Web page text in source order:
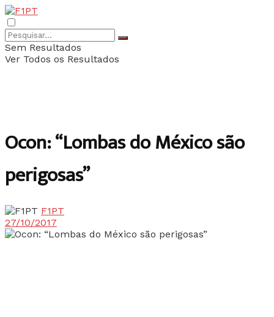
Sem Resultados
Ver Todos os Resultados
Ocon: “Lombas do México são
perigosas”
F1PT
27/10/2017